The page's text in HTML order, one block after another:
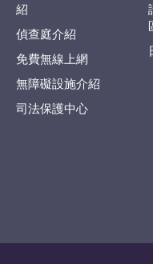
紹
偵查庭介紹
免費無線上網
無障礙設施介紹
司法保護中心